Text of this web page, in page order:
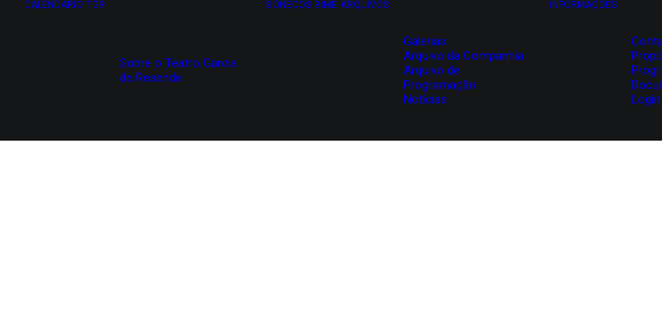
CALENDÁRIO TGR
Sobre o Teatro Garcia
de Resende
BONECOS BIME ARQUIVOS
Galerias
Arquivo da Companhia
Arquivo de
Programação
Notícias
INFORMAÇÕES
Login